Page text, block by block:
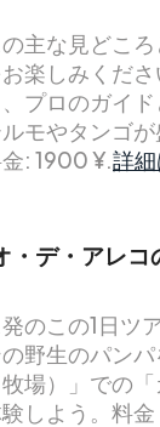
主な見どこ
楽しみくだ
プロのガイ
モやタンゴ
: 1900 ¥.詳
・デ・アレコ
のこの1日ツ
野生のパン
牧場）」での
しよう。料金